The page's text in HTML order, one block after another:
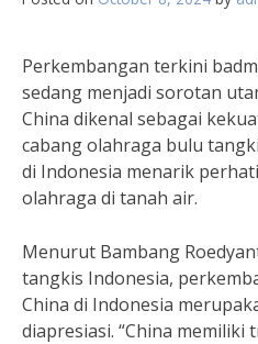
Perkembangan terkini
sedang menjadi sorotan
China dikenal sebagai
cabang olahraga bulu
di Indonesia menarik
olahraga di tanah air.
Menurut Bambang
tangkis Indonesia,
China di Indonesia
diapresiasi. “China memiliki